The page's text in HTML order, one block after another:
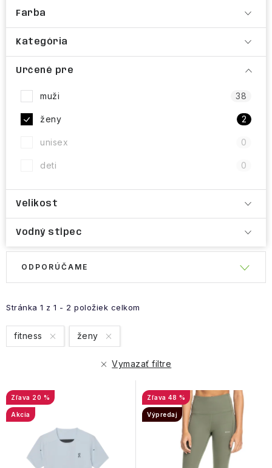
Farba
Kategória
Určené pre
muži 38
ženy 2
unisex 0
deti 0
Velikost
Vodný stĺpec
ý
i
s
p
d
u
Stránka 1 z 1 - 2 položiek celkom
e
n
i
r
o
ODPORÚČAME
fitness ženy
Vymazať filtre
20 %
Akcia
48 %
Výpredaj